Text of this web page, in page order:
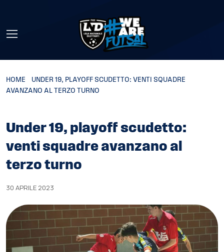
HOME
UNDER 19, PLAYOFF SCUDETTO: VENTI SQUADRE
AVANZANO AL TERZO TURNO
Under 19, playoff scudetto:
venti squadre avanzano al
terzo turno
30 APRILE 2023